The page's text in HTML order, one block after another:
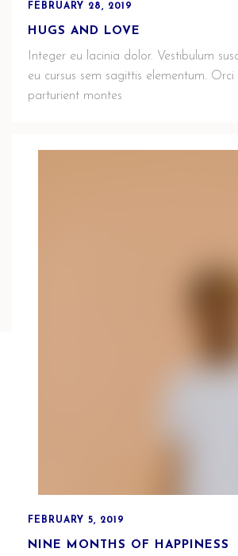
FEBRUARY 28, 2019
HUGS AND LOVE
Integer eu lacinia dolor. Vestibulum
eu cursus sem sagittis elementum. Orci
parturient montes
FEBRUARY 5, 2019
NINE MONTHS OF HAPPINESS